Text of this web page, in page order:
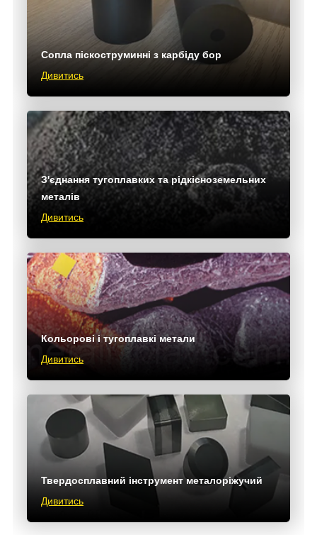
Сопла піскоструминні з карбіду бор
Дивитись
З'єднання тугоплавких та рідкісноземельних
металів
Дивитись
Кольорові і тугоплавкі метали
Дивитись
Твердосплавний інструмент металоріжучий
Дивитись